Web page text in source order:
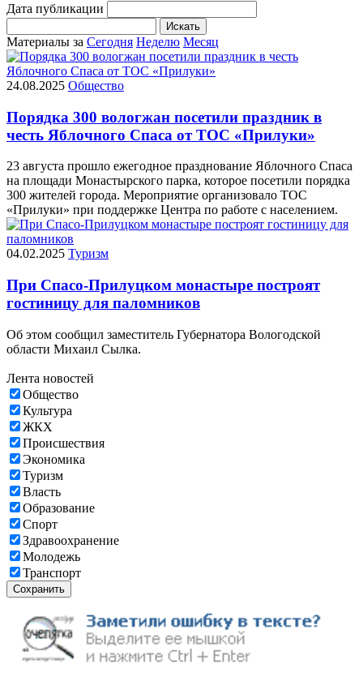
Дата публикации
Искать
Материалы за Сегодня Неделю Месяц
24.08.2025 Общество
Порядка 300 вологжан посетили праздник в
честь Яблочного Спаса от ТОС «Прилуки»
23 августа прошло ежегодное празднование Яблочного Спаса
на площади Монастырского парка, которое посетили порядка
300 жителей города. Мероприятие организовало ТОС
«Прилуки» при поддержке Центра по работе с населением.
04.02.2025 Туризм
При Спасо-Прилуцком монастыре построят
гостиницу для паломников
Об этом сообщил заместитель Губернатора Вологодской
области Михаил Сылка.
Лента новостей
Общество
Культура
ЖКХ
Происшествия
Экономика
Туризм
Власть
Образование
Спорт
Здравоохранение
Молодежь
Транспорт
Сохранить